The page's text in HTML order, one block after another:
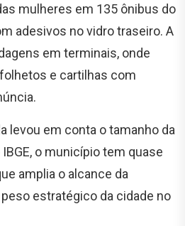
mulheres em 135 ônibus do
adesivos no vidro traseiro. A
em terminais, onde
e cartilhas com
levou em conta o tamanho da
o município tem quase
amplia o alcance da
estratégico da cidade no